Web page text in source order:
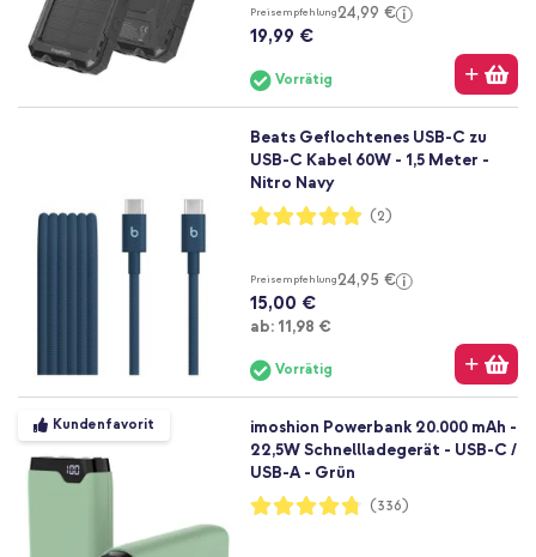
Preisempfehlung24,99 €
19,99 €
Vorrätig
Beats Geflochtenes USB-C zu
USB-C Kabel 60W - 1,5 Meter -
Nitro Navy
Bewertung:
100%
(2)
Preisempfehlung24,95 €
15,00 €
ab: Ab
11,98 €
Vorrätig
Kundenfavorit
imoshion Powerbank 20.000 mAh -
22,5W Schnellladegerät - USB-C /
USB-A - Grün
Bewertung:
95%
(336)